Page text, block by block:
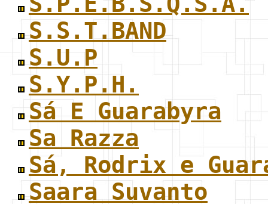
S.S.T.BAND
S.U.P
S.Y.P.H.
Sá E Guarabyra
Sa Razza
Sá, Rodrix e
Saara Suvanto